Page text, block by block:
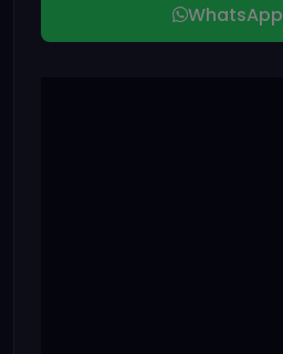
WhatsApp